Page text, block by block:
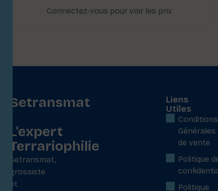
Connectez-vous pour voir les prix
Setransmat
L'expert
Terrariophilie
Setransmat,
grossiste
et
Liens
Utiles
Conditions
Générales
de vente
Politique
Politique